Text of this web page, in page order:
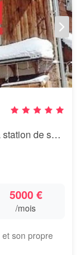
Chambre 3 pers au pied des pistes de la station de ski des Rousses
5000 €
/mois
son propre